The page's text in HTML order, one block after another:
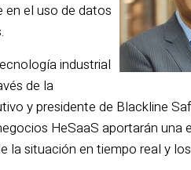
en el uso de datos
industrial
de la
y presidente de Blackline
HeSaaS aportarán una
la situación en tiempo real y